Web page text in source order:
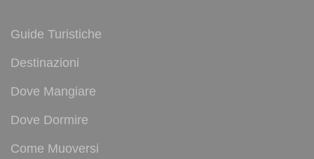
Guide Turistiche
Destinazioni
Dove Mangiare
Dove Dormire
Come Muoversi